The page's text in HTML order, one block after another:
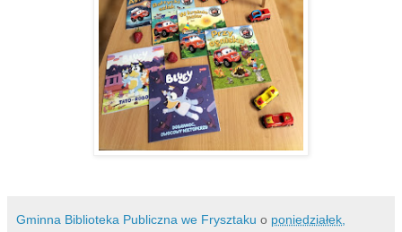
Gminna Biblioteka Publiczna we Frysztaku o poniedziałek,